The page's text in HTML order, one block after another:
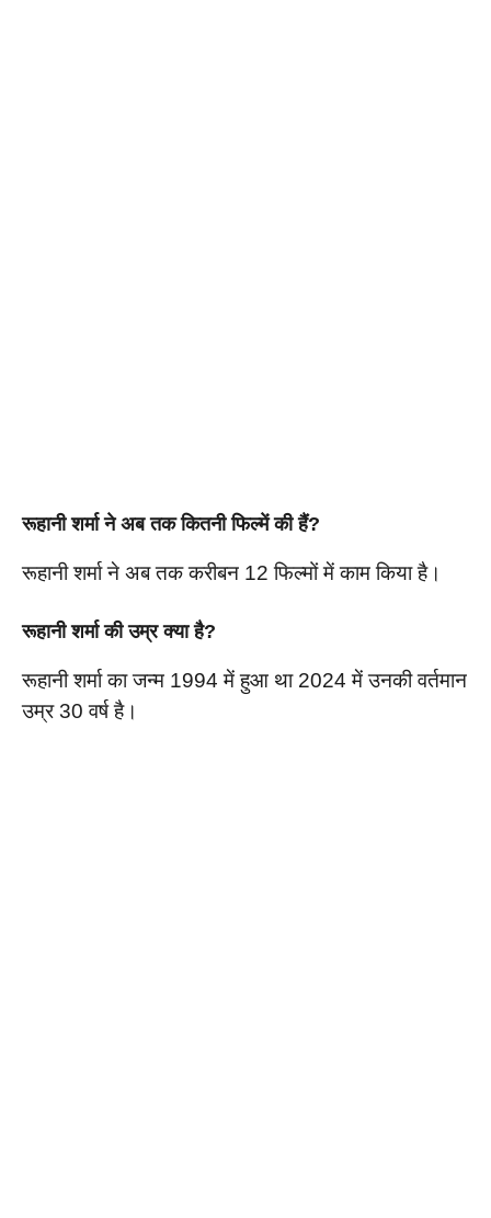
रूहानी शर्मा ने अब तक कितनी फिल्में की हैं?
रूहानी शर्मा ने अब तक करीबन 12 फिल्मों में काम किया है।
रूहानी शर्मा की उम्र क्या है?
रूहानी शर्मा का जन्म 1994 में हुआ था 2024 में उनकी वर्तमान
उम्र 30 वर्ष है।